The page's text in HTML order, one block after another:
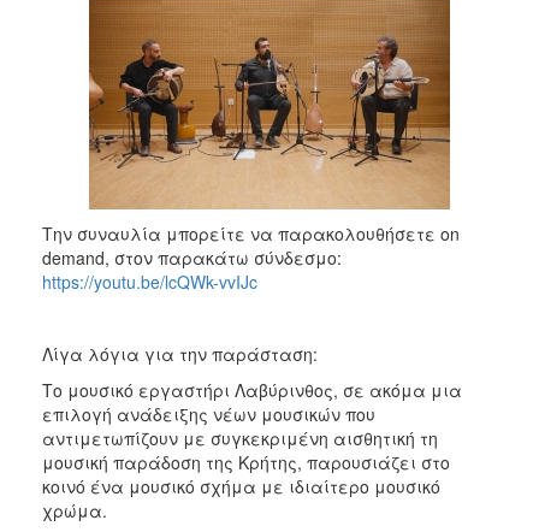
2016
2015
2013
2012
2011
2010
2006
ΔΗΜΟΤΗΣ
ΕΠΙΣΚΕΠΤΗΣ
ΗΡΑΚΛΕΙΟ
Την συναυλία μπορείτε να παρακολουθήσετε on
demand, στον παρακάτω σύνδεσμο:
https://youtu.be/lcQWk-vvIJc
Λίγα λόγια για την παράσταση:
Το μουσικό εργαστήρι Λαβύρινθος, σε ακόμα μια
επιλογή ανάδειξης νέων μουσικών που
αντιμετωπίζουν με συγκεκριμένη αισθητική τη
μουσική παράδοση της Κρήτης, παρουσιάζει στο
κοινό ένα μουσικό σχήμα με ιδιαίτερο μουσικό
χρώμα.